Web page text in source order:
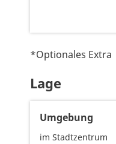
*Optionales Extra
Lage
Umgebung
im Stadtzentrum